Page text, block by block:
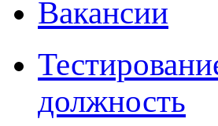
Вакансии
должность